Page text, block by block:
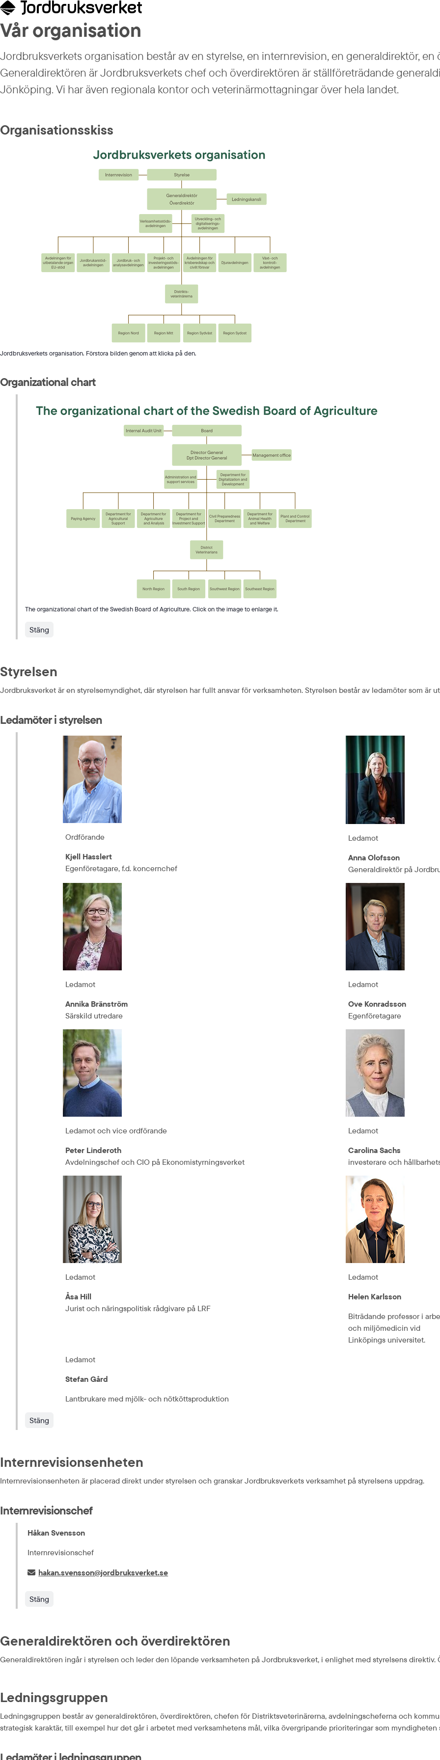
Vår organisation
Jordbruksverkets organisation består av en styrelse, en internrevision, en generaldirektör,
Generaldirektören är Jordbruksverkets chef och överdirektören är ställföreträdande
Jönköping. Vi har även regionala kontor och veterinärmottagningar över hela landet.
Organisations­skiss
Jordbruksverkets organisation. Förstora bilden genom att klicka på den.
Organizational chart
The organizational chart of the Swedish Board of Agriculture. Click on the image to enlarge it.
Stäng
Styrelsen
Jordbruksverket är en styrelsemyndighet, där styrelsen har fullt ansvar för verksamheten. Styrelsen består av ledamöter som är
Ledamöter i styrelsen
Ordförande
Kjell Hasslert
Egenföretagare, f.d. koncernchef
Ledamot
Anna Olofsson
Generaldirektör på
Ledamot
Annika Bränström
Särskild utredare
Ledamot
Ove Konradsson
Egenföretagare
Ledamot och vice ordförande
Peter Linderoth
Avdelningschef och CIO på Ekonomistyrningsverket
Ledamot
Carolina Sachs
investerare och
Ledamot
Åsa Hill
Jurist och näringspolitisk rådgivare på LRF
Ledamot
Helen Karlsson
Biträdande professor i
och miljömedicin vid
Linköpings universitet.
Ledamot
Stefan Gård
Lantbrukare med mjölk- och nötköttsproduktion
Stäng
Internrevisionsenheten
Internrevisionsenheten är placerad direkt under styrelsen och granskar Jordbruksverkets verksamhet på styrelsens uppdrag.
Internrevisionschef
Håkan Svensson
Internrevisionschef
E-post:
hakan.svensson@jordbruksverket.se
Stäng
Generaldirektören och överdirektören
Generaldirektören ingår i styrelsen och leder den löpande verksamheten på Jordbruksverket, i enlighet med styrelsens
Ledningsgruppen
Ledningsgruppen består av general­direktören, över­direktören, chefen för Distriktsveterinärerna, avdelningscheferna och
strategisk karaktär, till exempel hur det går i arbetet med verksamhetens mål, vilka övergripande prioriteringar som
Ledamöter i ledningsgruppen